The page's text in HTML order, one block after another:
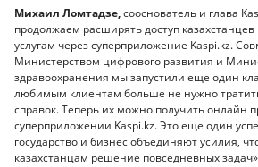
Михаил Ломтадзе,сооснователь и глава
продолжаем расширять доступ казахстанцев
услугам через суперприложение Kaspi.kz.
Министерством цифрового развития и
здравоохранения мы запустили еще один
любимым клиентам больше не нужно
справок. Теперь их можно получить онлайн
суперприложении Kaspi.kz. Это еще один
государство и бизнес объединяют усилия,
казахстанцам решение повседневных